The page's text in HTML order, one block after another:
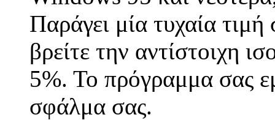
Παράγει μία τυχαία
βρείτε την αντίστοιχη
5%. Το πρόγραμμα σας
σφάλμα σας.